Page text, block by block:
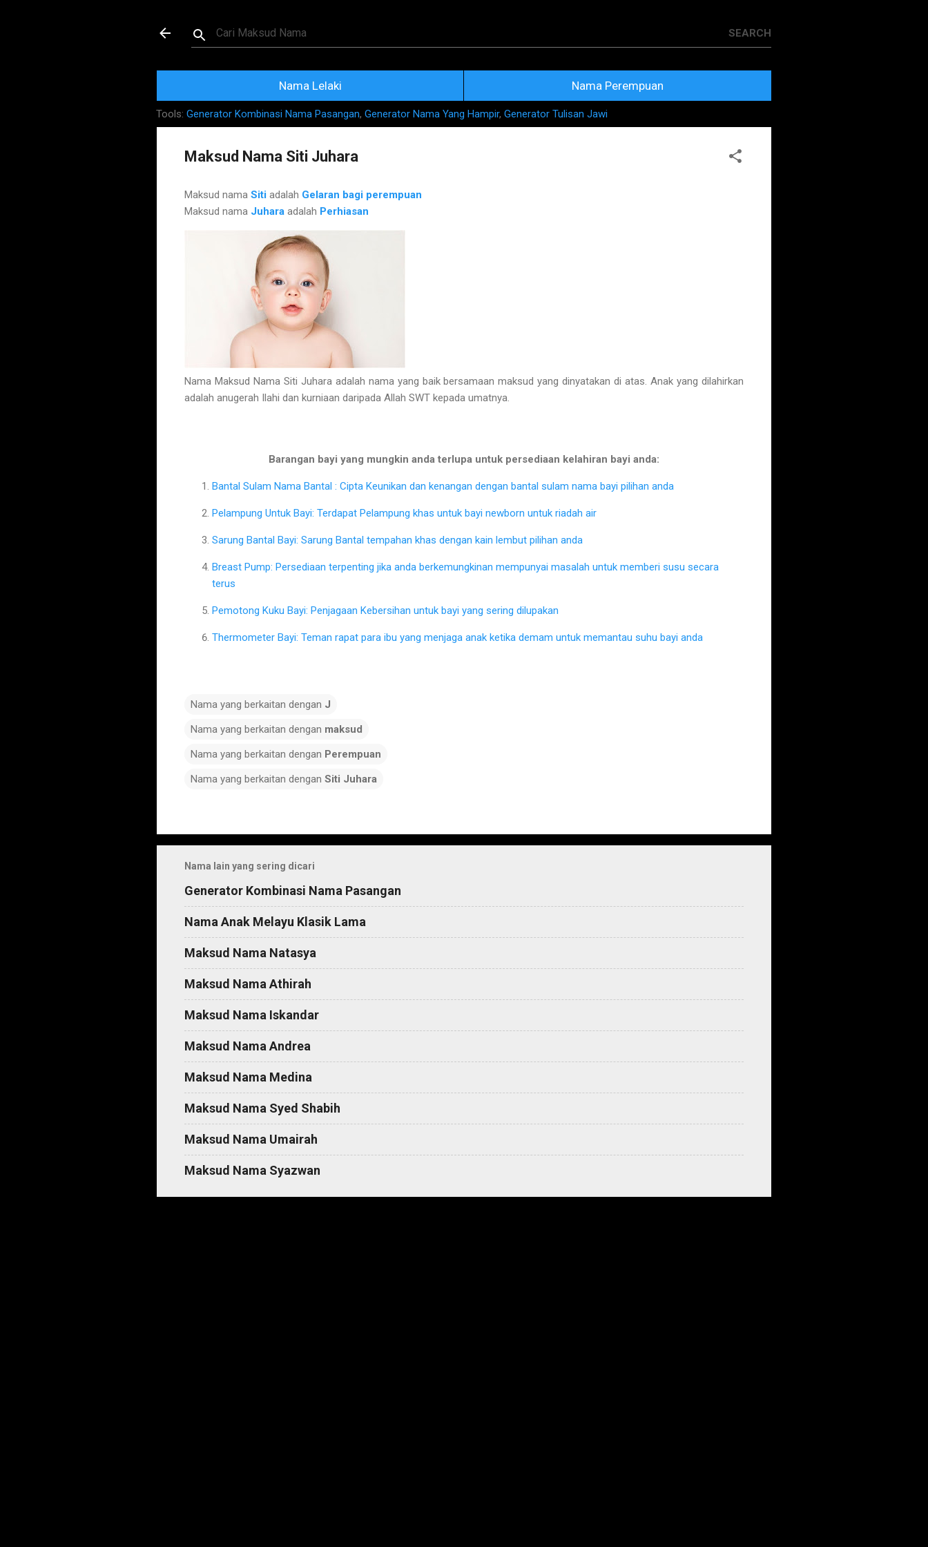
Maksud dan Makna Nama Rujukan Terkini
Nama Lelaki Nama Perempuan
Tools: Generator Kombinasi Nama Pasangan, Generator Nama Yang Hampir, Generator Tulisan Jawi
Maksud Nama Siti Juhara
Maksud nama Siti adalah Gelaran bagi perempuan
Maksud nama Juhara adalah Perhiasan
Nama Maksud Nama Siti Juhara adalah nama yang baik bersamaan maksud yang dinyatakan di atas. Anak yang dilahirkan
adalah anugerah Ilahi dan kurniaan daripada Allah SWT kepada umatnya.
Barangan bayi yang mungkin anda terlupa untuk persediaan kelahiran bayi anda:
Bantal Sulam Nama Bantal : Cipta Keunikan dan kenangan dengan bantal sulam nama bayi pilihan anda
Pelampung Untuk Bayi: Terdapat Pelampung khas untuk bayi newborn untuk riadah air
Sarung Bantal Bayi: Sarung Bantal tempahan khas dengan kain lembut pilihan anda
Breast Pump: Persediaan terpenting jika anda berkemungkinan mempunyai masalah untuk memberi susu secara
terus
Pemotong Kuku Bayi: Penjagaan Kebersihan untuk bayi yang sering dilupakan
Thermometer Bayi: Teman rapat para ibu yang menjaga anak ketika demam untuk memantau suhu bayi anda
Nama yang berkaitan dengan J
Nama yang berkaitan dengan maksud
Nama yang berkaitan dengan Perempuan
Nama yang berkaitan dengan Siti Juhara
e
n
t
s
Nama lain yang sering dicari
Generator Kombinasi Nama Pasangan
Nama Anak Melayu Klasik Lama
Maksud Nama Natasya
Maksud Nama Athirah
Maksud Nama Iskandar
Maksud Nama Andrea
Maksud Nama Medina
Maksud Nama Syed Shabih
Maksud Nama Umairah
Maksud Nama Syazwan